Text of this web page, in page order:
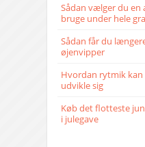
Sådan vælger du en
bruge under hele
Sådan får du
øjenvipper
Hvordan rytmik
udvikle sig
Køb det flotteste
i julegave